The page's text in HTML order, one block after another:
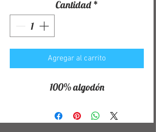
Cantidad *
Agregar al carrito
100% algodón